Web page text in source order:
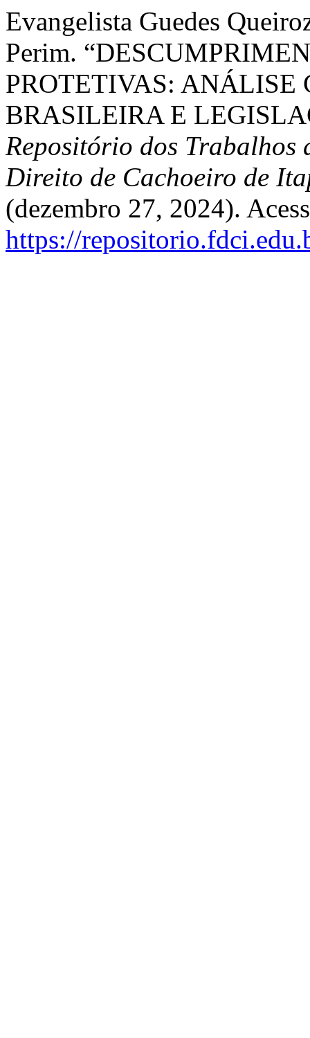
Evangelista Guedes
Perim.
PROTETIVAS: ANÁLISE
BRASILEIRA E
Repositório dos Trabalhos
Direito de Cachoeiro de
(dezembro 27, 2024).
https://